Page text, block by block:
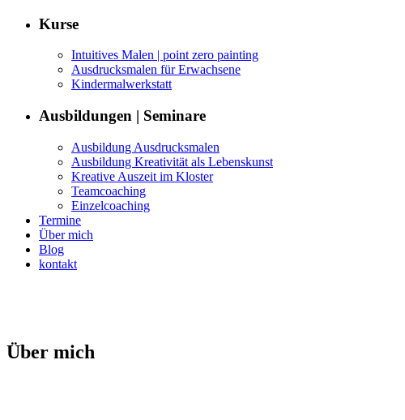
Kurse
Intu­itives Malen | point zero painting
Aus­drucks­malen für Erwachsene
Kin­der­mal­w­erk­statt
Aus­bil­dun­gen | Seminare
Aus­bil­dung Ausdrucksmalen
Aus­bil­dung Kreativ­ität als Lebenskunst
Kreative Auszeit im Kloster
Team­coach­ing
Einzel­coach­ing
Ter­mine
Über mich
Blog
kon­takt
Über mich